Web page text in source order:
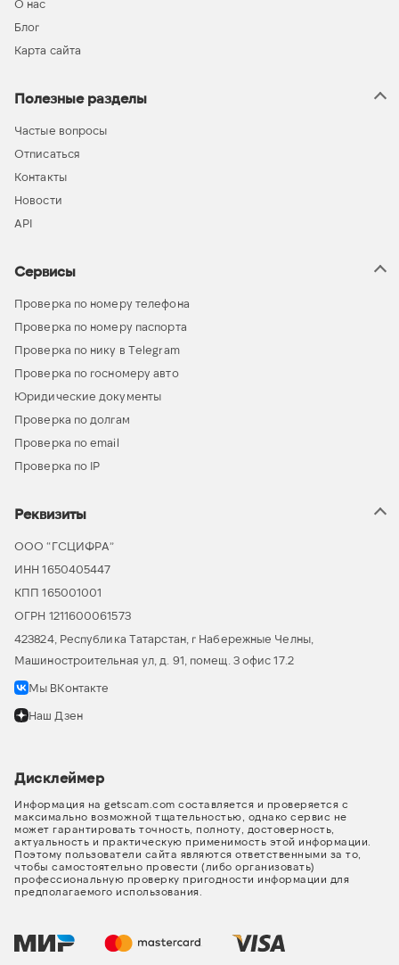
О нас
Блог
Карта сайта
Полезные разделы
Частые вопросы
Отписаться
Контакты
Новости
API
Сервисы
Проверка по номеру телефона
Проверка по номеру паспорта
Проверка по нику в Telegram
Проверка по госномеру авто
Юридические документы
Проверка по долгам
Проверка по email
Проверка по IP
Реквизиты
ООО “ГСЦИФРА”
ИНН 1650405447
КПП 165001001
ОГРН 1211600061573
423824, Республика Татарстан, г Набережные Челны,
Машиностроительная ул, д. 91, помещ. 3 офис 17.2
Мы ВКонтакте
Наш Дзен
Дисклеймер
Информация на getscam.com составляется и проверяется с
максимально возможной тщательностью, однако сервис не
может гарантировать точность, полноту, достоверность,
актуальность и практическую применимость этой информации.
Поэтому пользователи сайта являются ответственными за то,
чтобы самостоятельно провести (либо организовать)
профессиональную проверку пригодности информации для
предполагаемого использования.